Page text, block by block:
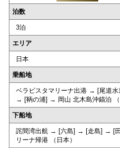
泊数
3泊
エリア
日本
乗船地
ベラビスタマリーナ出港 → [尾道
→ [鞆の浦] → 岡山 北木島沖錨泊 （
下船地
詫間湾出航 → [六島] → [走島] → [
リーナ帰港 （日本）